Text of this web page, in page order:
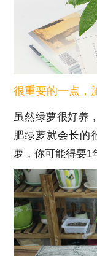
很重要的一点，
虽然绿萝很好养
肥绿萝就会长的
萝，你可能得要1